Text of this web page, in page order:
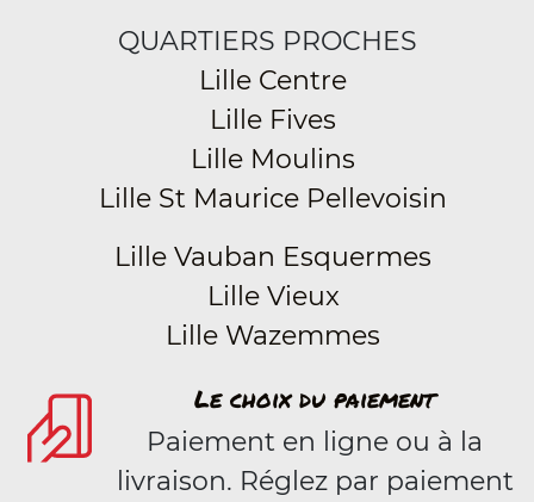
QUARTIERS PROCHES
Lille Centre
Lille Fives
Lille Moulins
Lille St Maurice Pellevoisin
Lille Vauban Esquermes
Lille Vieux
Lille Wazemmes
Le choix du paiement
Paiement en ligne ou à la
livraison. Réglez par paiement